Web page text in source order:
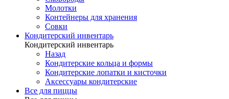
Молотки
Контейнеры для хранения
Совки
Кондитерский инвентарь
Кондитерский инвентарь
Назад
Кондитерские кольца и формы
Кондитерские лопатки и кисточки
Аксессуары кондитерские
Все для пиццы